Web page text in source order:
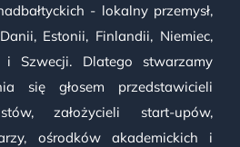
- lokalny przemysł,
Estonii, Finlandii, Niemiec,
Szwecji. Dlatego stwarzamy
się głosem przedstawicieli
założycieli start-upów,
ośrodków akademickich i